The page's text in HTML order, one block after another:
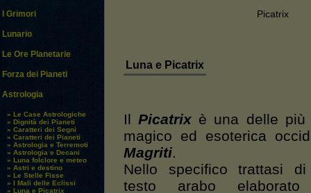
I Grimori
Lunario
Le Ore Planetarie
Forza dei Pianeti
Astrologia
» Le Case Astrologiche
» Dignità dei Pianeti
» Caratteri dei Segni
» Caratteri dei Pianeti
» Astrologia e Terremoti
» Astrologia e Decani
» Luna folclore e meteo
» Astri e destino
» Le Stelle Fisse
» I Mali delle Eclissi
» Luna e Picatrix
Picatrix
Luna e Picatrix
IlPicatrix è una delle più
magico ed esoterica
Magriti.
Nello specifico trattasi
testo arabo